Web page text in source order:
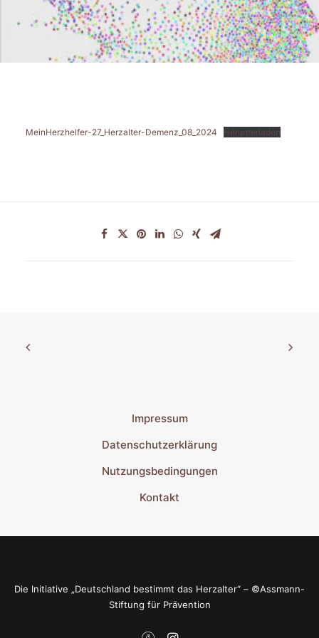
FAQ
INTERNATIONAL (EN)
MeinHerzhelfer-27_Herzalter-Demenz_08_2024 Herunterladen
Impressum
Datenschutzerklärung
Nutzungsbedingungen
Kontakt
Die Initiative „Deutschland bestimmt das Herzalter“ – ©Assmann-
Stiftung für Prävention